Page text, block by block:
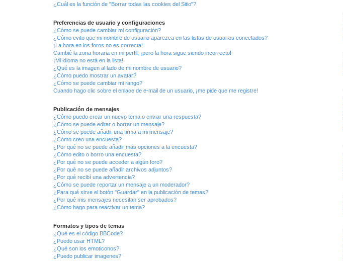
¿Cuál es la función de "Borrar todas las cookies del Sitio"?
Preferencias de usuario y configuraciones
¿Cómo se puede cambiar mi configuración?
¿Cómo evito que mi nombre de usuario aparezca en las listas de usuarios conectados?
¡La hora en los foros no es correcta!
Cambié la zona horaria en mi perfil, ¡pero la hora sigue siendo incorrecto!
¡Mi idioma no está en la lista!
¿Qué es la imagen al lado de mi nombre de usuario?
¿Cómo puedo mostrar un avatar?
¿Cómo se puede cambiar mi rango?
Cuando hago clic sobre el enlace de e-mail de un usuario, ¡me pide que me registre!
Publicación de mensajes
¿Cómo puedo crear un nuevo tema o enviar una respuesta?
¿Cómo se puede editar o borrar un mensaje?
¿Cómo se puede añadir una firma a mi mensaje?
¿Cómo creo una encuesta?
¿Por qué no se puede añadir más opciones a la encuesta?
¿Cómo edito o borro una encuesta?
¿Por qué no se puede acceder a algún foro?
¿Por qué no se puede añadir archivos adjuntos?
¿Por qué recibí una advertencia?
¿Cómo se puede reportar un mensaje a un moderador?
¿Para qué sirve el botón "Guardar" en la publicación de temas?
¿Por qué mis mensajes necesitan ser aprobados?
¿Cómo hago para reactivar un tema?
Formatos y tipos de temas
¿Qué es el código BBCode?
¿Puedo usar HTML?
¿Qué son los emoticonos?
¿Puedo publicar imagenes?